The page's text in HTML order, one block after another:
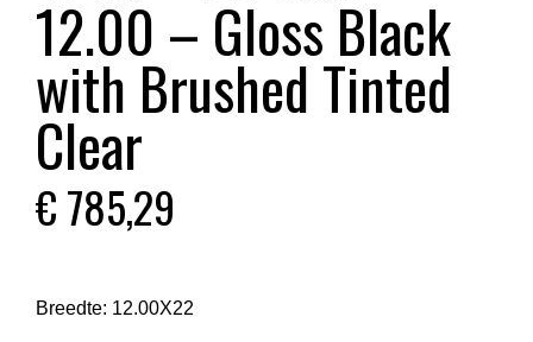
12.00 – Gloss Black
with Brushed Tinted
Clear
€785,29
Breedte: 12.00X22